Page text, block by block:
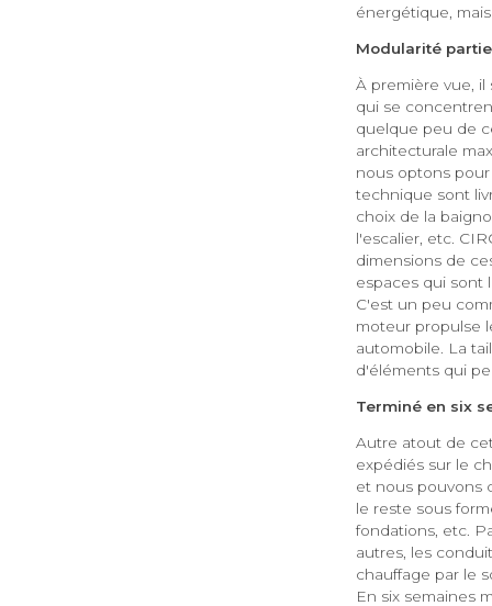
énergétique,
Modularité
À première vue,
qui se
quelque peu de
architecturale
nous optons
technique sont
choix de la
l'escalier, etc.
dimensions de
espaces qui sont
C'est un peu
moteur propulse
automobile. La
d'éléments qui
Terminé en six
Autre atout de
expédiés sur le
et nous pouvons
le reste sous
fondations, etc.
autres, les
chauffage par le
En six semaines